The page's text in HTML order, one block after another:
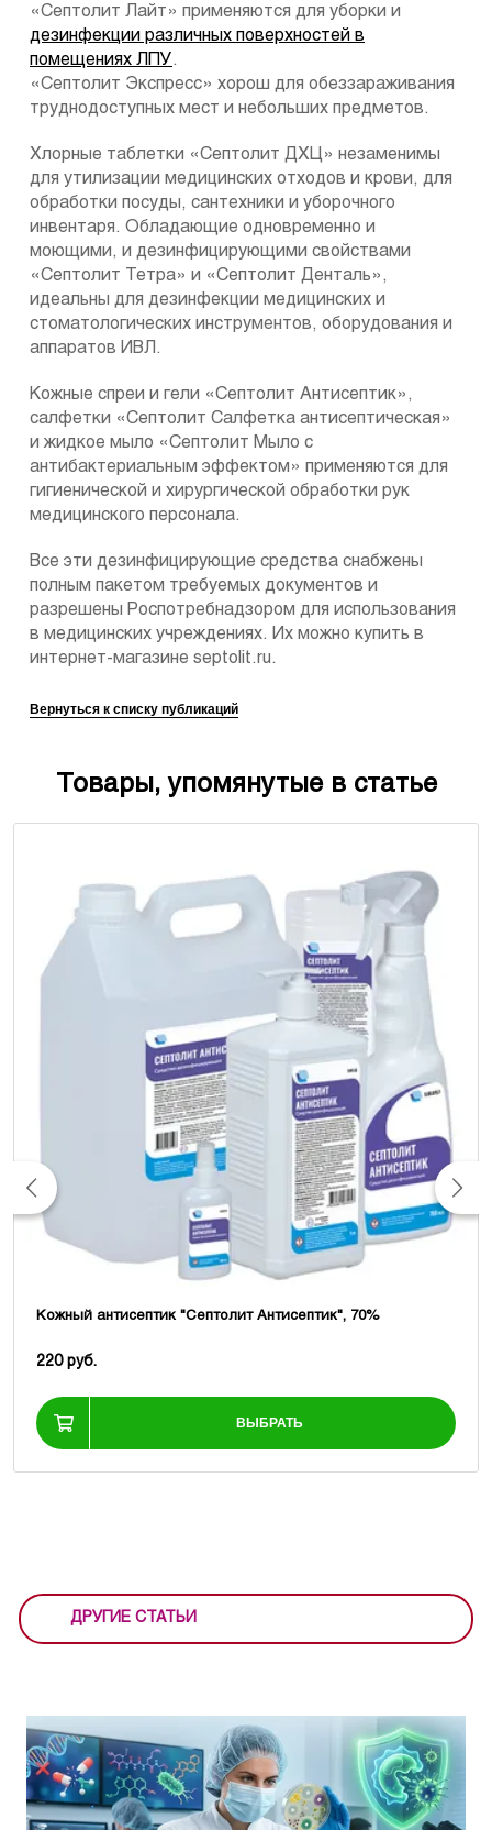
«Септолит Лайт» применяются для уборки и
дезинфекции различных поверхностей в
помещениях ЛПУ .
«Септолит Экспресс» хорош для обеззараживания
труднодоступных мест и небольших предметов.
Хлорные таблетки «Септолит ДХЦ» незаменимы
для утилизации медицинских отходов и крови, для
обработки посуды, сантехники и уборочного
инвентаря. Обладающие одновременно и
моющими, и дезинфицирующими свойствами
«Септолит Тетра» и «Септолит Денталь»,
идеальны для дезинфекции медицинских и
стоматологических инструментов, оборудования и
аппаратов ИВЛ.
Кожные спреи и гели «Септолит Антисептик»,
салфетки «Септолит Салфетка антисептическая»
и жидкое мыло «Септолит Мыло с
антибактериальным эффектом» применяются для
гигиенической и хирургической обработки рук
медицинского персонала.
Все эти дезинфицирующие средства снабжены
полным пакетом требуемых документов и
разрешены Роспотребнадзором для использования
в медицинских учреждениях. Их можно купить в
интернет-магазине septolit.ru.
Вернуться к списку публикаций
Товары, упомянутые в статье
Кожный антисептик "Септолит Антисептик", 70%
220 руб.
ВЫБРАТЬ
ДРУГИЕ СТАТЬИ